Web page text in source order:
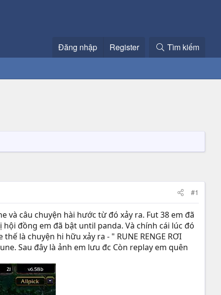
Đăng nhập Register Tìm kiếm
#1
và câu chuyện hài hước từ đó xảy ra. Fut 38 em đã
đồng em đã bật until panda. Và chính cái lúc đó
là chuyện hi hữu xảy ra - " RUNE RENGE RƠI
Sau đây là ảnh em lưu đc Còn replay em quên